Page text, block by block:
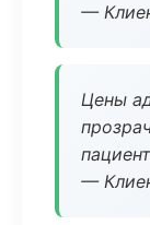
—
Цены
—